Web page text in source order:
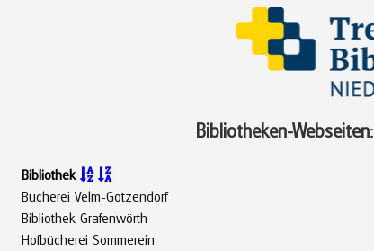
Bibliotheken-Webseiten:
Bibliothek  
Bücherei Velm-Götzendorf
Bibliothek Grafenwörth
Hofbücherei Sommerein